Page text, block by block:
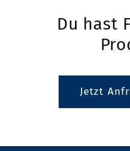
Du hast
Jetzt